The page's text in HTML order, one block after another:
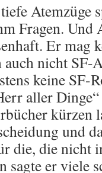
Atemzüge
Fragen. Und
Er mag
nicht SF-
keine SF-
aller
kürzen
und
die, die nicht
sagte er viele